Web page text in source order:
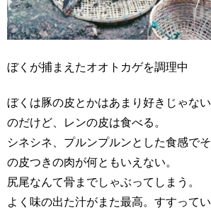
ぼくが捕まえたオオトカゲを調理中
ぼくは豚の皮とかはあまり好きじゃない
のだけど、レンの皮は食べる。
シネシネ、プルンプルンとした食感でそ
の皮つきの肉が何ともいえない。
尻尾なんて骨までしゃぶってしまう。
よく味の出た汁がまた最高。すすってい